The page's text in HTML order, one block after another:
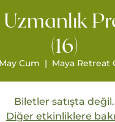
(16)
Cum
  |
Maya Retreat
Biletler satışta değil.
Diğer etkinliklere